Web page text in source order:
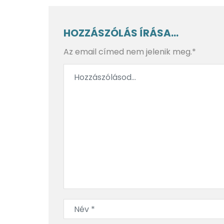
HOZZÁSZÓLÁS ÍRÁSA...
Az email címed nem jelenik meg.*